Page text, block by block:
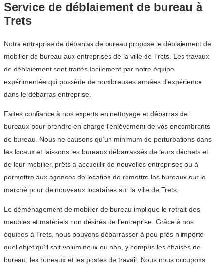
Service de déblaiement de bureau à
Trets
Notre entreprise de débarras de bureau propose le déblaiement de
mobilier de bureau aux entreprises de la ville de Trets. Les travaux
de déblaiement sont traités facilement par notre équipe
expérimentée qui possède de nombreuses années d’expérience
dans le débarras entreprise.
Faites confiance à nos experts en nettoyage et débarras de
bureaux pour prendre en charge l’enlèvement de vos encombrants
de bureau. Nous ne causons qu’un minimum de perturbations dans
les locaux et laissons les bureaux débarrassés de leurs déchets et
de leur mobilier, prêts à accueillir de nouvelles entreprises ou à
permettre aux agences de location de remettre les bureaux sur le
marché pour de nouveaux locataires sur la ville de Trets.
Le déménagement de mobilier de bureau implique le retrait des
meubles et matériels non désirés de l’entreprise. Grâce à nos
équipes à Trets, nous pouvons débarrasser à peu près n’importe
quel objet qu’il soit volumineux ou non, y compris les chaises de
bureau, les bureaux et les postes de travail. Nous nous occupons